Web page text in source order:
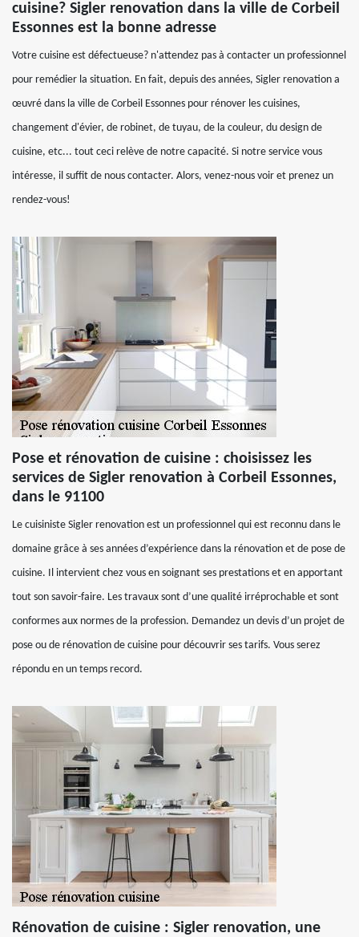
cuisine? Sigler renovation dans la ville de Corbeil
Essonnes est la bonne adresse
Votre cuisine est défectueuse? n'attendez pas à contacter un professionnel
pour remédier la situation. En fait, depuis des années, Sigler renovation a
œuvré dans la ville de Corbeil Essonnes pour rénover les cuisines,
changement d'évier, de robinet, de tuyau, de la couleur, du design de
cuisine, etc... tout ceci relève de notre capacité. Si notre service vous
intéresse, il suffit de nous contacter. Alors, venez-nous voir et prenez un
rendez-vous!
Pose et rénovation de cuisine : choisissez les
services de Sigler renovation à Corbeil Essonnes,
dans le 91100
Le cuisiniste Sigler renovation est un professionnel qui est reconnu dans le
domaine grâce à ses années d’expérience dans la rénovation et de pose de
cuisine. Il intervient chez vous en soignant ses prestations et en apportant
tout son savoir-faire. Les travaux sont d’une qualité irréprochable et sont
conformes aux normes de la profession. Demandez un devis d’un projet de
pose ou de rénovation de cuisine pour découvrir ses tarifs. Vous serez
répondu en un temps record.
Rénovation de cuisine : Sigler renovation, une